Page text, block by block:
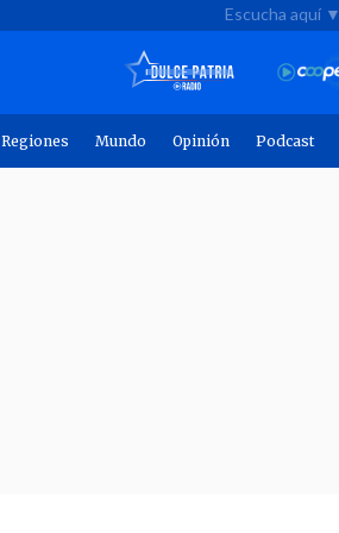
Escucha aquí ▼
Regiones Mundo Opinión Podcast